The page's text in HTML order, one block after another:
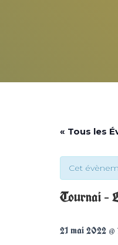
« Tous les
Cet
Tournai –
21 mai 2022